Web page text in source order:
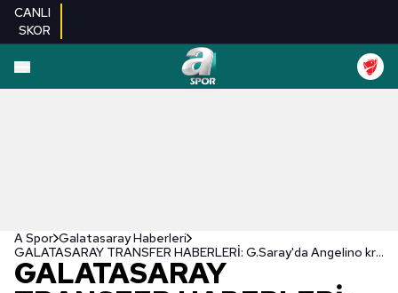
CANLI
SKOR
A Spor Galatasaray Haberleri
GALATASARAY TRANSFER HABERLERİ: G.Saray'da Angelino krizi! Leipzig'in düşüncesi...
GALATASARAY